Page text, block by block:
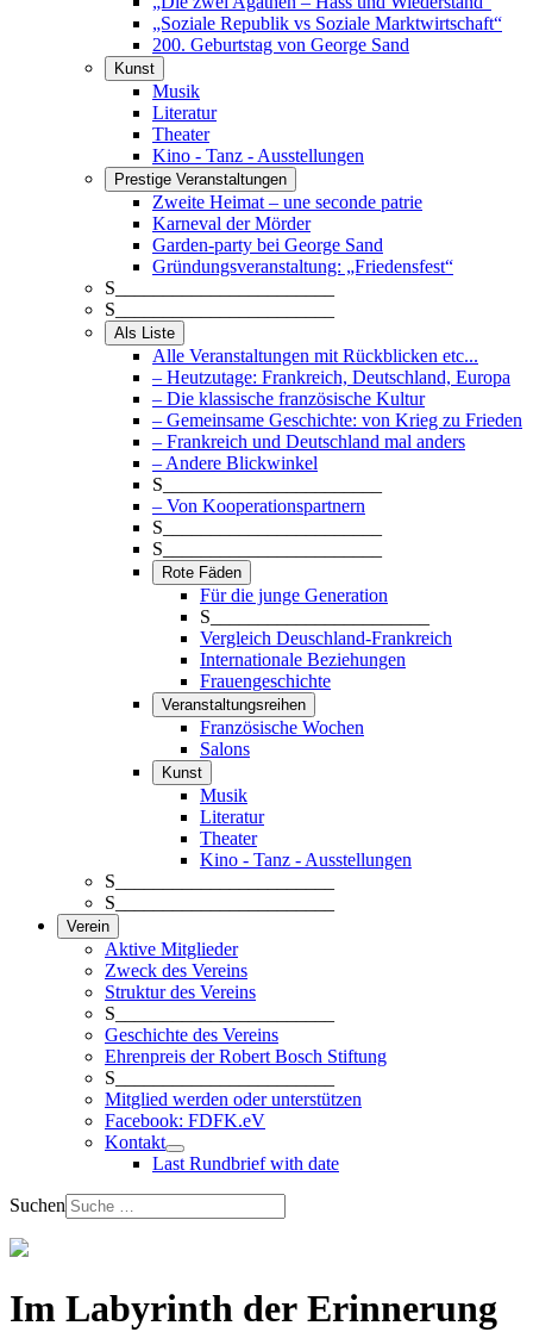
„Soziale Republik vs Soziale Marktwirtschaft“
200. Geburtstag von George Sand
Kunst
Musik
Literatur
Theater
Kino - Tanz - Ausstellungen
Prestige Veranstaltungen
Zweite Heimat – une seconde patrie
Karneval der Mörder
Garden-party bei George Sand
Gründungsveranstaltung: „Friedensfest“
S_______________________
S_______________________
Als Liste
Alle Veranstaltungen mit Rückblicken etc...
– Heutzutage: Frankreich, Deutschland, Europa
– Die klassische französische Kultur
– Gemeinsame Geschichte: von Krieg zu Frieden
– Frankreich und Deutschland mal anders
– Andere Blickwinkel
S_______________________
– Von Kooperationspartnern
S_______________________
S_______________________
Rote Fäden
Für die junge Generation
S_______________________
Vergleich Deuschland-Frankreich
Internationale Beziehungen
Frauengeschichte
Veranstaltungsreihen
Französische Wochen
Salons
Kunst
Musik
Literatur
Theater
Kino - Tanz - Ausstellungen
S_______________________
S_______________________
Verein
Aktive Mitglieder
Zweck des Vereins
Struktur des Vereins
S_______________________
Geschichte des Vereins
Ehrenpreis der Robert Bosch Stiftung
S_______________________
Mitglied werden oder unterstützen
Facebook: FDFK.eV
Kontakt
Last Rundbrief with date
Suchen
Im Labyrinth der Erinnerung